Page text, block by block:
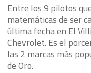
Entre los 9 pilotos
matemáticas de ser
última fecha en El
Chevrolet. Es el
las 2 marcas más
de Oro.